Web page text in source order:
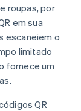
roupas, por
em sua
escaneiem o
limitado
fornece um
QR